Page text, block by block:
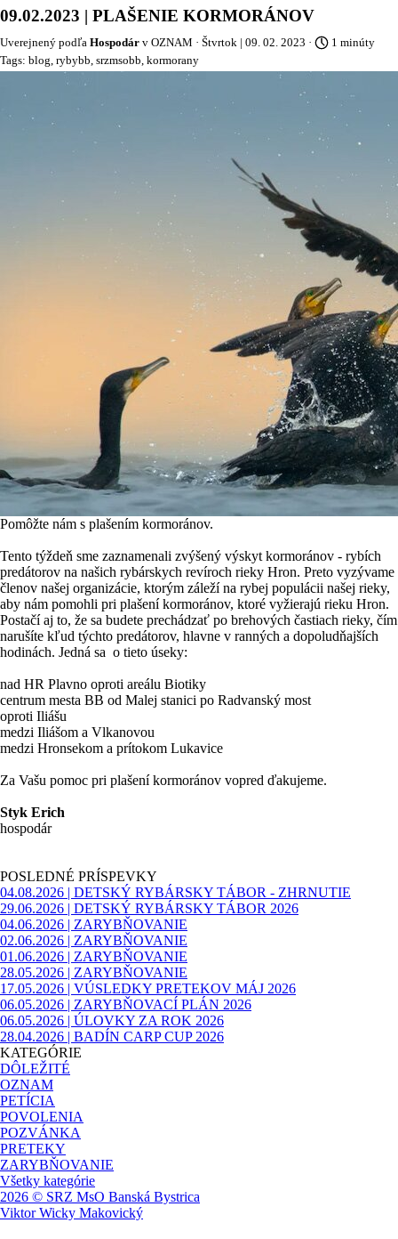
09.02.2023 | PLAŠENIE KORMORÁNOV
Uverejnený podľa Hospodár v OZNAM · Štvrtok | 09. 02. 2023 ·
1 minúty
Tags: blog, rybybb, srzmsobb, kormorany
Pomôžte nám s plašením kormoránov.
Tento týždeň sme zaznamenali zvýšený výskyt kormoránov - rybích
predátorov na našich rybárskych revíroch rieky Hron. Preto vyzývame
členov našej organizácie, ktorým záleží na rybej populácii našej rieky,
aby nám pomohli pri plašení kormoránov, ktoré vyžierajú rieku Hron.
Postačí aj to, že sa budete prechádzať po brehových častiach rieky, čím
narušíte kľud týchto predátorov, hlavne v ranných a dopoludňajších
hodinách. Jedná sa o tieto úseky:
nad HR Plavno oproti areálu Biotiky
centrum mesta BB od Malej stanici po Radvanský most
oproti Iliášu
medzi Iliášom a Vlkanovou
medzi Hronsekom a prítokom Lukavice
Za Vašu pomoc pri plašení kormoránov vopred ďakujeme.
Styk Erich
hospodár
Preskočiť blok POSLEDNÉ PRÍSPEVKY
POSLEDNÉ PRÍSPEVKY
04.08.2026 | DETSKÝ RYBÁRSKY TÁBOR - ZHRNUTIE
29.06.2026 | DETSKÝ RYBÁRSKY TÁBOR 2026
04.06.2026 | ZARYBŇOVANIE
02.06.2026 | ZARYBŇOVANIE
01.06.2026 | ZARYBŇOVANIE
28.05.2026 | ZARYBŇOVANIE
17.05.2026 | VÚSLEDKY PRETEKOV MÁJ 2026
06.05.2026 | ZARYBŇOVACÍ PLÁN 2026
06.05.2026 | ÚLOVKY ZA ROK 2026
28.04.2026 | BADÍN CARP CUP 2026
Preskočiť blok KATEGÓRIE
KATEGÓRIE
DÔLEŽITÉ
OZNAM
PETÍCIA
POVOLENIA
POZVÁNKA
PRETEKY
ZARYBŇOVANIE
Všetky kategórie
2026 © SRZ MsO Banská Bystrica
Viktor Wicky Makovický